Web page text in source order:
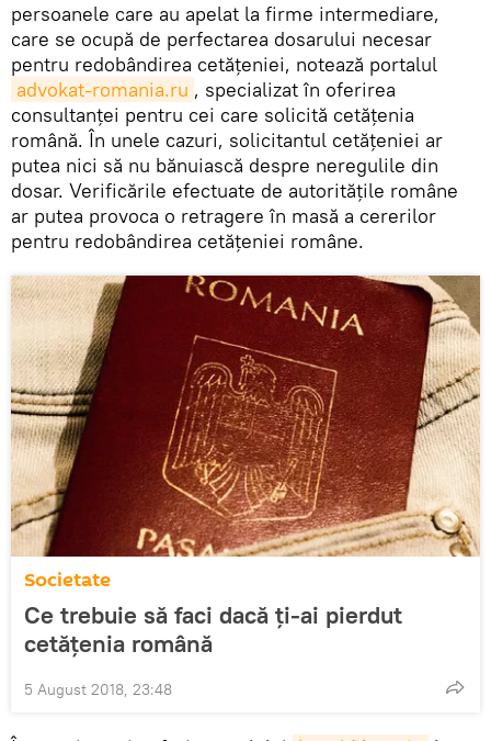
persoanele care au apelat la firme intermediare,
care se ocupă de perfectarea dosarului necesar
pentru redobândirea cetățeniei, notează portalul
advokat-romania.ru , specializat în oferirea
consultanței pentru cei care solicită cetățenia
română. În unele cazuri, solicitantul cetățeniei ar
putea nici să nu bănuiască despre neregulile din
dosar. Verificările efectuate de autoritățile române
ar putea provoca o retragere în masă a cererilor
pentru redobândirea cetățeniei române.
Societate
Ce trebuie să faci dacă ți-ai pierdut
cetățenia română
5 August 2018, 23:48